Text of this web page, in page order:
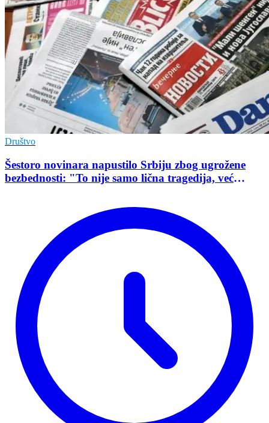
Društvo
Šestoro novinara napustilo Srbiju zbog ugrožene
bezbednosti: "To nije samo lična tragedija, već